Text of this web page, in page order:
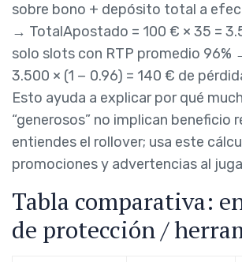
sobre bono + depósito total a
→ TotalApostado = 100 € × 35 =
solo slots con RTP promedio 96%
3.500 × (1 − 0.96) = 140 € de
Esto ayuda a explicar por qué
“generosos” no implican beneficio
entiendes el rollover; usa este
promociones y advertencias al
Tabla comparativa:
de protección /